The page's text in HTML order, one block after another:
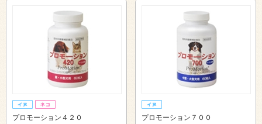
プロモーション４２０ プロモーション７００